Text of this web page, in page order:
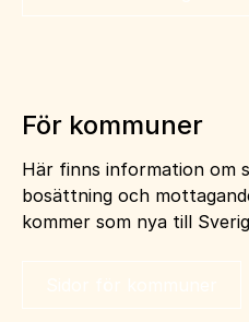
För kommuner
Här finns information om
bosättning och
kommer som nya till